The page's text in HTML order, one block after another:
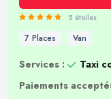
5 étoiles
7 Places Van
Services :
Taxi
Paiements